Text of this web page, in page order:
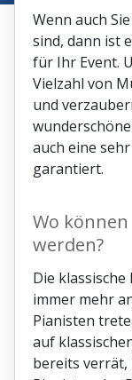
Wenn auch
sind, dann ist
für Ihr Event.
Vielzahl von
und
auch eine
garantiert.
Wo
werden?
Die
immer mehr
Pianisten
auf
bereits